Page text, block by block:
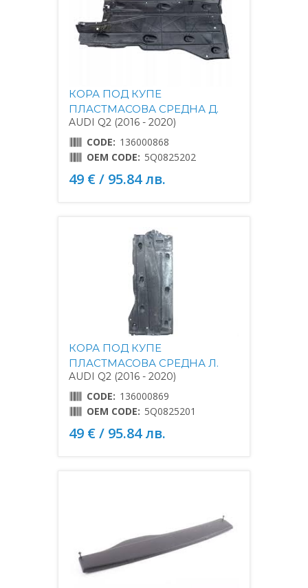
КОРА ПОД КУПЕ
ПЛАСТМАСОВА СРЕДНА Д.
AUDI Q2 (2016 - 2020)
CODE: 136000868
OEM CODE: 5Q0825202
49 € / 95.84 лв.
КОРА ПОД КУПЕ
ПЛАСТМАСОВА СРЕДНА Л.
AUDI Q2 (2016 - 2020)
CODE: 136000869
OEM CODE: 5Q0825201
49 € / 95.84 лв.